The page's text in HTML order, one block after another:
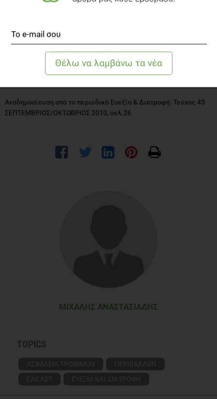
να οδηγούμε. Και να σκεφτούμε ότι είναι πια σαφές για την
παχυσαρκία, με την υγεία μας και των παιδιών μας. Και με τα
μακροπρόθεσμα οικονομικά μας, ως άτομα, οικογένειες και
Αναδημοσίευση από το περιοδικό Ευεξία & Διατροφή. Τεύχος 45
ΣΕΠΤΕΜΒΡΙΟΣ/ΟΚΤΩΒΡΙΟΣ 2010, σελ.26
ΜΙΧΆΛΗΣ ΑΝΑΣΤΑΣΙΆΔΗΣ
TOPICS
ΑΣΦΑΛΕΙΑ ΤΡΟΦΙΜΩΝ
ΠΕΡΙΒΑΛΛΟΝ
ΕΛΙΓΑΣΤ
ΕΥΕΞΙΑ ΚΑΙ ΔΙΑΤΡΟΦΗ